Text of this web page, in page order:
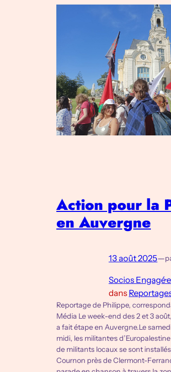
Action pour la
en Auvergne
13 août 2025—
Socios
dans
Reportage de Philippe,
Média Le week-end des 2 et 3
a fait étape en Auvergne.Le
midi, les militant·e·s
de militants locaux se sont
Cournon près de Clermont-